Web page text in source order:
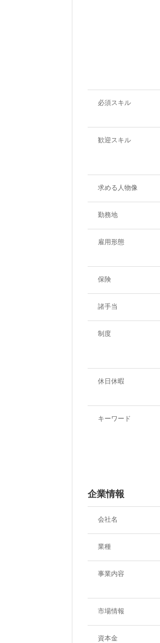
必須スキル
歓迎スキル
求める人物像
勤務地
雇用形態
保険
諸手当
制度
休日休暇
キーワード
企業情報
会社名
業種
事業内容
市場情報
資本金